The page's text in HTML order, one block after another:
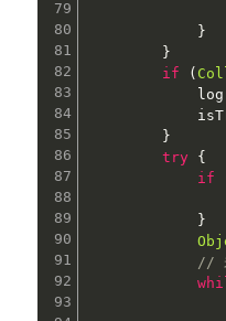
}
}
if
(
            log
}
try {
if
}
//